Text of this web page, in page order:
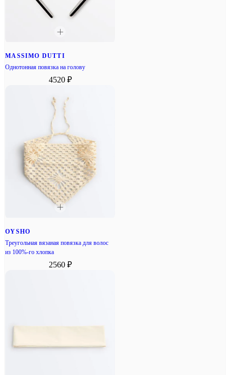
MASSIMO DUTTI
Однотонная повязка на голову
4520 ₽
OYSHO
Треугольная вязаная повязка для волос
из 100%-го хлопка
2560 ₽